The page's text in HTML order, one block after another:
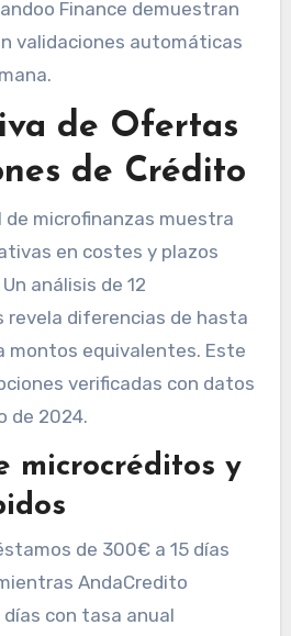
Finance demuestran
validaciones automáticas
de Ofertas
de Crédito
de microfinanzas muestra
en costes y plazos
análisis de 12
revela diferencias de hasta
montos equivalentes. Este
verificadas con datos
de 2024.
microcréditos y
de 300€ a 15 días
AndaCredito
con tasa anual